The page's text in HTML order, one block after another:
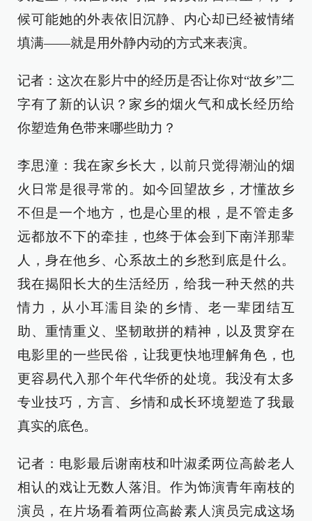
候可能她的外表依旧沉静、内心却已经被情绪
填满——就是用外静内动的方式来表演。
记者：这次在影片中的经历是否让你对“故乡”二
字有了新的认识？家乡的烟火气和成长经历给
你塑造角色带来哪些助力？
李思潼：我在家乡长大，以前只觉得潮汕的烟
火日常是很寻常的。如今回望故乡，才懂故乡
不但是一个地方，也是心里的根，是不管走多
远都放不下的牵挂，也终于体会到下南洋那辈
人，身在他乡、心系故土的乡愁到底是什么。
我在揭阳长大的生活经历，给我一种天然的共
情力，从小耳濡目染的乡情、老一辈团结互
助、重情重义、坚韧敢拼的精神，以及贯穿在
电影里的一些民俗，让我更快地理解角色，也
更容易代入那个年代华侨的处境。我没有太多
专业技巧，方言、乡情和成长环境塑造了我最
真实的底色。
记者：电影最后谢南枝和叶淑柔两位高龄老人
相认的戏让无数人落泪。作为饰演青年南枝的
演员，在片场看着两位高龄素人演员完成这场